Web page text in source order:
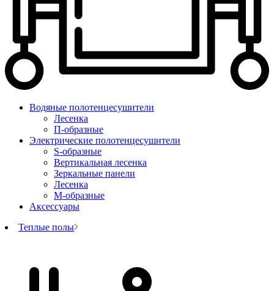
Водяные полотенцесушители
Лесенка
П-образные
Электрические полотенцесушители
S-образные
Вертикальная лесенка
Зеркальные панели
Лесенка
М-образные
Аксессуары
Теплые полы